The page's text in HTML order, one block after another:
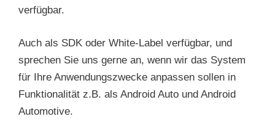
verfügbar.
Auch als SDK oder White-Label verfügbar, und
sprechen Sie uns gerne an, wenn wir das System
für Ihre Anwendungszwecke anpassen sollen in
Funktionalität z.B. als Android Auto und Android
Automotive.